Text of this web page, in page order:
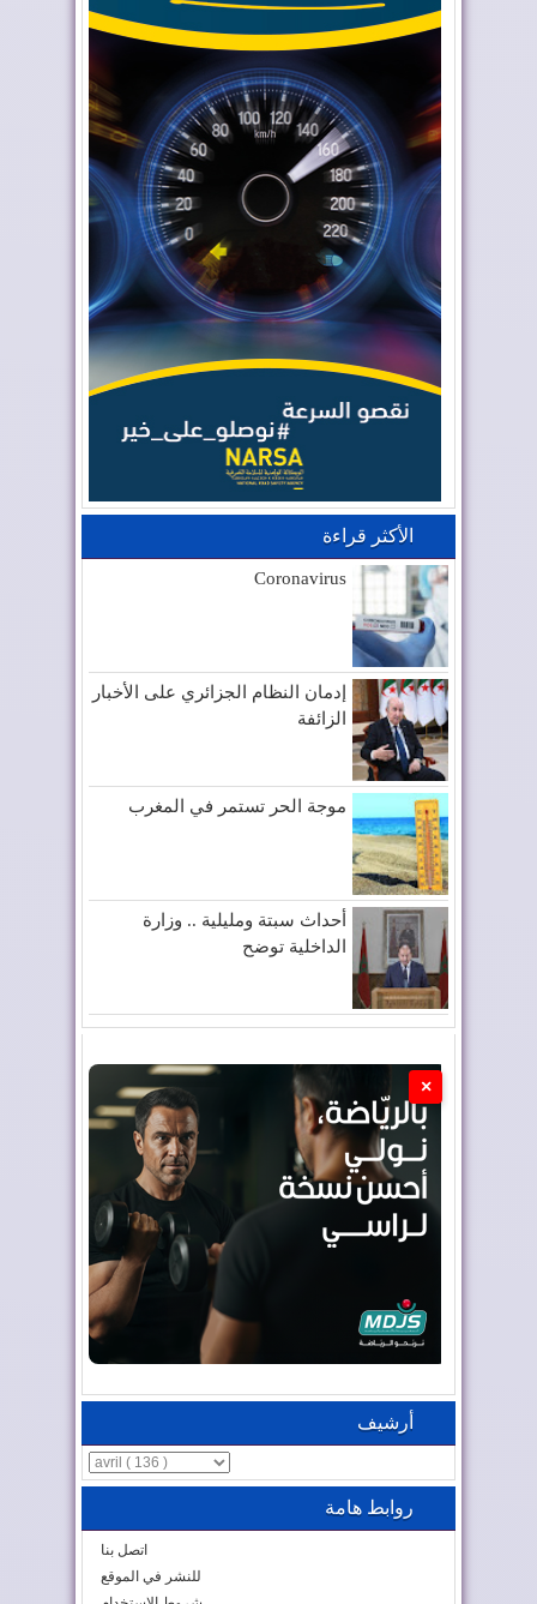
الأكثر قراءة
Coronavirus
إدمان النظام الجزائري على الأخبار
الزائفة
موجة الحر تستمر في المغرب
أحداث سبتة ومليلية .. وزارة
الداخلية توضح
×
أرشيف
روابط هامة
اتصل بنا
للنشر في الموقع